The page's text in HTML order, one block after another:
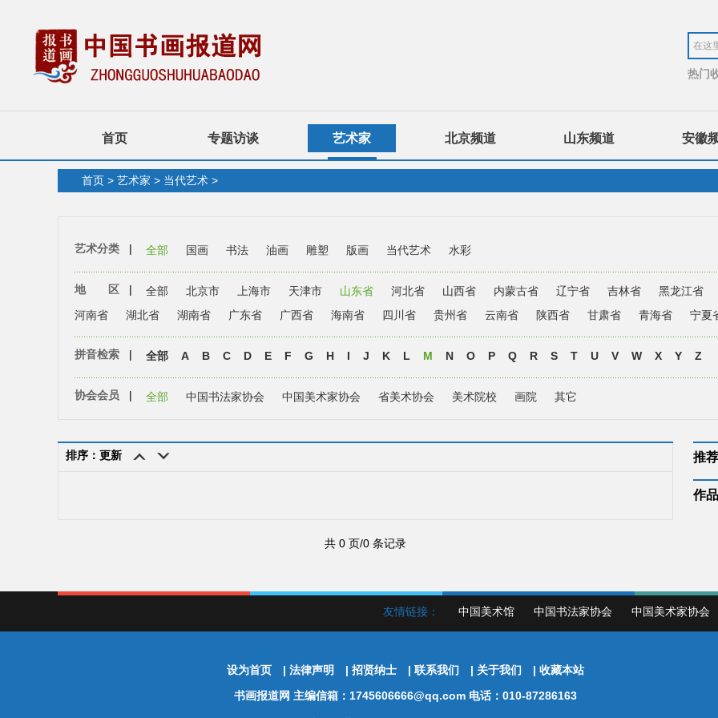
热门
首页 专题访谈 艺术家 北京频道 山东频道 安徽
首页 > 艺术家 > 当代艺术 >
艺术分类 | 全部 国画 书法 油画 雕塑 版画 当代艺术 水彩
地 区 | 全部 北京市 上海市 天津市 山东省 河北省 山西省 内蒙古省 辽宁省 吉林省 黑龙江省
河南省
湖北省 湖南省 广东省 广西省 海南省 四川省 贵州省 云南省 陕西省 甘肃省 青海省 宁夏
拼音检索 | 全部 A B C D E F G H I J K L M N O P Q R S T U V W X Y Z
协会会员 | 全部 中国书法家协会 中国美术家协会 省美术协会 美术院校 画院 其它
排序：更新
共 0 页/0 条记录
推
作
友情链接： 中国美术馆 中国书法家协会 中国美术家协会
设为首页 | 法律声明 | 招贤纳士 | 联系我们 | 关于我们 | 收藏本站
书画报道网 主编信箱：1745606666@qq.com 电话：010-87286163